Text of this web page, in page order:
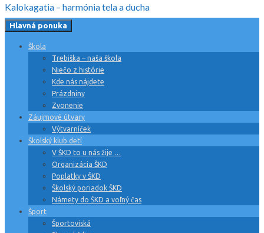
Kalokagatia – harmónia tela a ducha
Hlavná ponuka
Škola
Trebiška – naša škola
Niečo z histórie
Kde nás nájdete
Prázdniny
Zvonenie
Záujmové útvary
Výtvarníček
Školský klub detí
V ŠKD to u nás žije …
Organizácia ŠKD
Poplatky v ŠKD
Školský poriadok ŠKD
Námety do ŠKD a voľný čas
Šport
Športoviská